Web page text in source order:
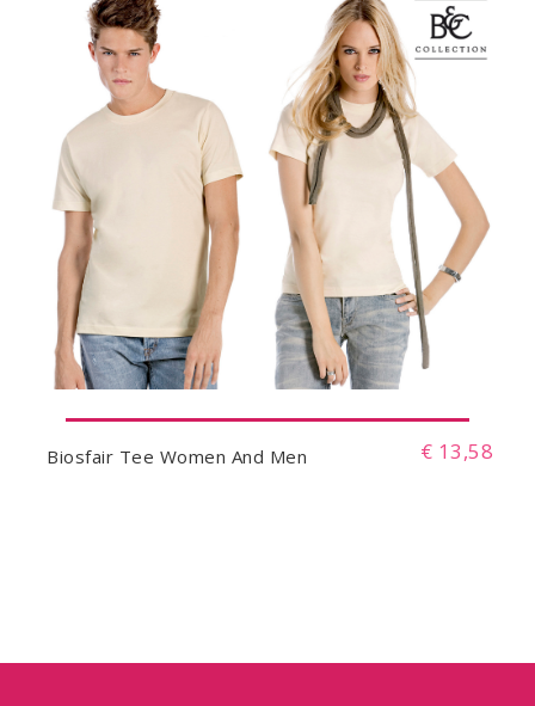
Biosfair Tee Women And Men € 13,58